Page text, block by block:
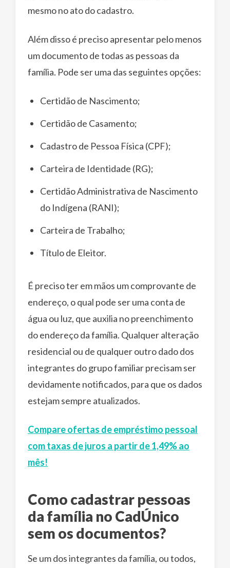
mesmo no ato do cadastro.
Além disso é preciso apresentar pelo menos
um documento de todas as pessoas da
família. Pode ser uma das seguintes opções:
Certidão de Nascimento;
Certidão de Casamento;
Cadastro de Pessoa Física (CPF);
Carteira de Identidade (RG);
Certidão Administrativa de Nascimento
do Indígena (RANI);
Carteira de Trabalho;
Título de Eleitor.
É preciso ter em mãos um comprovante de
endereço, o qual pode ser uma conta de
água ou luz, que auxilia no preenchimento
do endereço da família. Qualquer alteração
residencial ou de qualquer outro dado dos
integrantes do grupo familiar precisam ser
devidamente notificados, para que os dados
estejam sempre atualizados.
Compare ofertas de empréstimo pessoal
com taxas de juros a partir de 1,49% ao
mês!
Como cadastrar pessoas
da família no CadÚnico
sem os documentos?
Se um dos integrantes da família, ou todos,